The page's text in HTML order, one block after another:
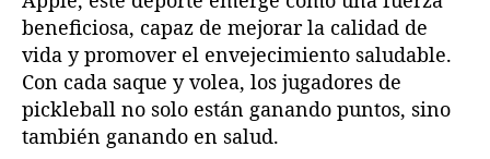
beneficiosa, capaz de mejorar la calidad de
vida y promover el envejecimiento saludable.
Con cada saque y volea, los jugadores de
pickleball no solo están ganando puntos, sino
también ganando en salud.